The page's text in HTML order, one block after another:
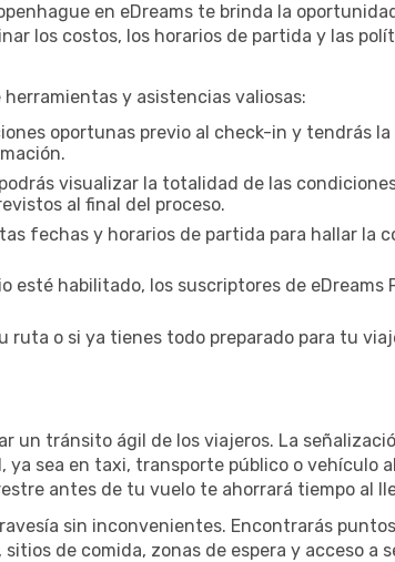
en eDreams te brinda la
los costos, los horarios de partida y las
y asistencias valiosas:
oportunas previo al check-in y tendrás
visualizar la totalidad de las
al final del proceso.
fechas y horarios de partida para hallar la
esté habilitado, los suscriptores de eDreams
o si ya tienes todo preparado para tu
un tránsito ágil de los viajeros. La
sea en taxi, transporte público o vehículo
antes de tu vuelo te ahorrará tiempo al
sin inconvenientes. Encontrarás
de comida, zonas de espera y acceso a